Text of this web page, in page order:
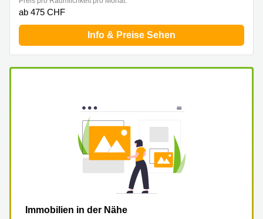
ab 475 CHF
Info & Preise Sehen
Immobilien in der Nähe